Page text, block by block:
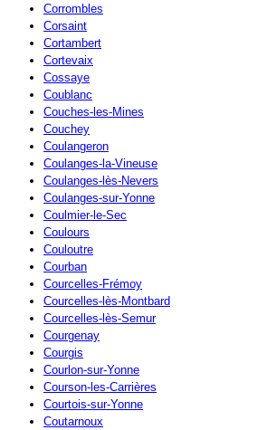
Corrombles
Corsaint
Cortambert
Cortevaix
Cossaye
Coublanc
Couches-les-Mines
Couchey
Coulangeron
Coulanges-la-Vineuse
Coulanges-lès-Nevers
Coulanges-sur-Yonne
Coulmier-le-Sec
Coulours
Couloutre
Courban
Courcelles-Frémoy
Courcelles-lès-Montbard
Courcelles-lès-Semur
Courgenay
Courgis
Courlon-sur-Yonne
Courson-les-Carrières
Courtois-sur-Yonne
Coutarnoux